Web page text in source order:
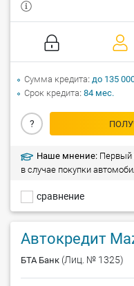
сравнение
?
Сумма кредита до 135
Срок кредита 84 мес.
Наше мнение: Первый
в случае покупки
Автокредит
БТА Банк (Лиц. № 1325)